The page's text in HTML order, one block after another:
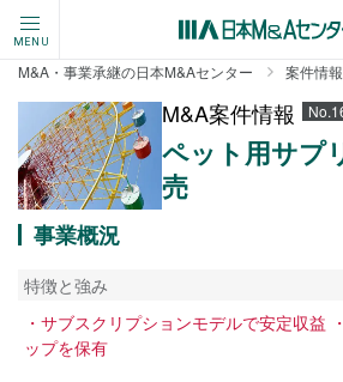
MENU
M&A・事業承継の日本M&Aセンター 案件情報
M&A案件情報
ペット用サプ
売
事業概況
特徴と強み
・サブスクリプションモデルで安定収益
ップを保有